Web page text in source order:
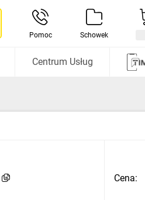
Pomoc Schowek
Centrum Usług
Cena: